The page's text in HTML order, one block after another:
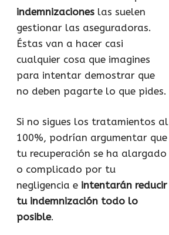
indemnizaciones las suelen
gestionar las aseguradoras.
Éstas van a hacer casi
cualquier cosa que imagines
para intentar demostrar que
no deben pagarte lo que pides.
Si no sigues los tratamientos al
100%, podrían argumentar que
tu recuperación se ha alargado
o complicado por tu
negligencia e intentarán reducir
tu indemnización todo lo
posible.